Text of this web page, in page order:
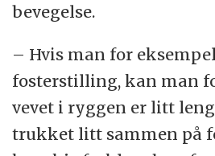
bevegelse.
– Hvis man for
fosterstilling, kan man
vevet i ryggen er litt
trukket litt sammen på